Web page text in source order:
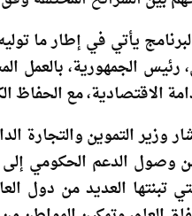
يأتي في إطار ما
رئيس الجمهورية، بالعمل
الاقتصادية، مع الحفاظ
وزير التموين والتجارة
وصول الدعم الحكومي
تبنتها العديد من دول
العام، وتمكين المواطن